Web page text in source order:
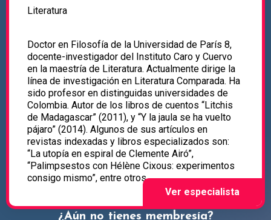
Literatura
Doctor en Filosofía de la Universidad de París 8,
docente-investigador del Instituto Caro y Cuervo
en la maestría de Literatura. Actualmente dirige la
línea de investigación en Literatura Comparada. Ha
sido profesor en distinguidas universidades de
Colombia. Autor de los libros de cuentos “Litchis
de Madagascar” (2011), y “Y la jaula se ha vuelto
pájaro” (2014). Algunos de sus artículos en
revistas indexadas y libros especializados son:
“La utopía en espiral de Clemente Airó”,
“Palimpsestos con Hélène Cixous: experimentos
consigo mismo”, entre otros.
¿Aún no tienes membresía?